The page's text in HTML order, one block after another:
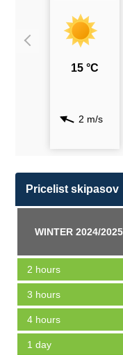
15 °C
2 m/s
Pricelist skipasov
WINTER 2024/2025
2 hours
3 hours
4 hours
1 day